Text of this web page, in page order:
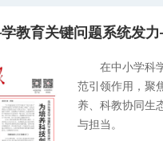
教育关键问题系统发
在中小学科
范引领作用，聚
养、科教协同生
与担当。